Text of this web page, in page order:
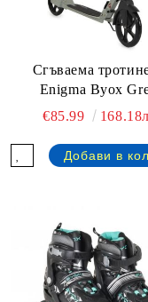
Сгъваема
Enigma Byox
€85.99